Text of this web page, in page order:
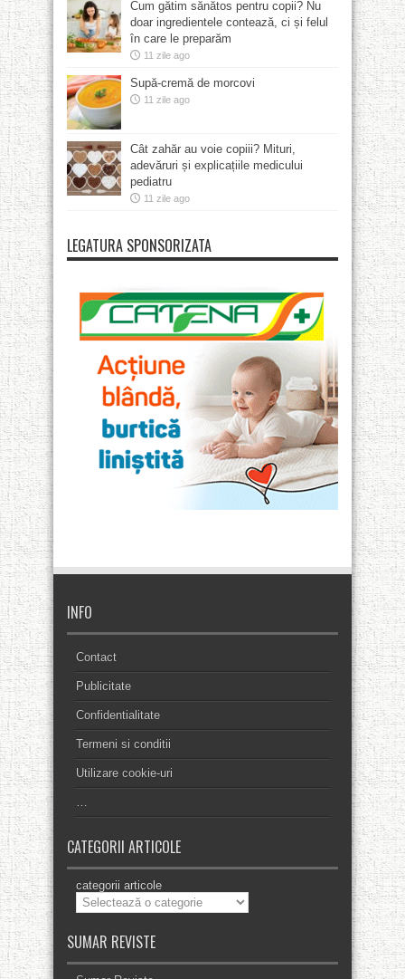
Cum gătim sănătos pentru copii? Nu
doar ingredientele contează, ci și felul
în care le preparăm
11 zile ago
Supă-cremă de morcovi
11 zile ago
Cât zahăr au voie copiii? Mituri,
adevăruri și explicațiile medicului
pediatru
11 zile ago
LEGATURA SPONSORIZATA
INFO
Contact
Publicitate
Confidentialitate
Termeni si conditii
Utilizare cookie-uri
…
CATEGORII ARTICOLE
categorii articole
SUMAR REVISTE